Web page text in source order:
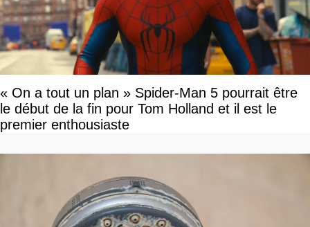
« On a tout un plan » Spider-Man 5 pourrait être
le début de la fin pour Tom Holland et il est le
premier enthousiaste